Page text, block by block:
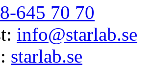
645 70 70
info@starlab.se
starlab.se